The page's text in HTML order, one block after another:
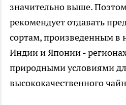
значительно выше.
рекомендует отдавать
сортам, произведенным в
Индии и Японии -
природными условиями
высококачественного